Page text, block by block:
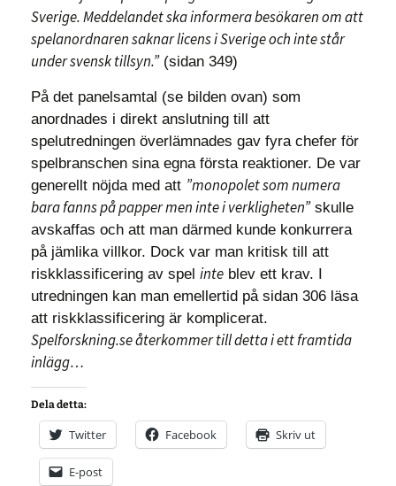
Sverige. Meddelandet ska informera besökaren om att
spelanordnaren saknar licens i Sverige och inte står
under svensk tillsyn.”(sidan 349)
På det panelsamtal (se bilden ovan) som
anordnades i direkt anslutning till att
spelutredningen överlämnades gav fyra chefer för
spelbranschen sina egna första reaktioner. De var
generellt nöjda med att ”monopolet som numera
bara fanns på papper men inte i verkligheten”skulle
avskaffas och att man därmed kunde konkurrera
på jämlika villkor. Dock var man kritisk till att
riskklassificering av spel inte blev ett krav. I
utredningen kan man emellertid på sidan 306 läsa
att riskklassificering är komplicerat.
Spelforskning.se återkommer till detta i ett framtida
inlägg…
Dela detta:
Twitter Facebook Skriv ut
E-post